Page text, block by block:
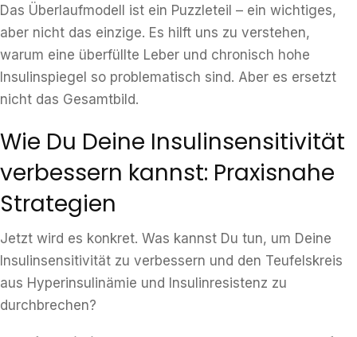
Das Überlaufmodell ist ein Puzzleteil – ein wichtiges,
aber nicht das einzige. Es hilft uns zu verstehen,
warum eine überfüllte Leber und chronisch hohe
Insulinspiegel so problematisch sind. Aber es ersetzt
nicht das Gesamtbild.
Wie Du Deine Insulinsensitivität
verbessern kannst: Praxisnahe
Strategien
Jetzt wird es konkret. Was kannst Du tun, um Deine
Insulinsensitivität zu verbessern und den Teufelskreis
aus Hyperinsulinämie und Insulinresistenz zu
durchbrechen?